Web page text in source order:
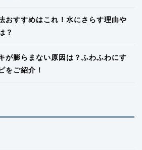
おすすめはこれ！水にさらす理由や
？
が膨らまない原因は？ふわふわにす
をご紹介！